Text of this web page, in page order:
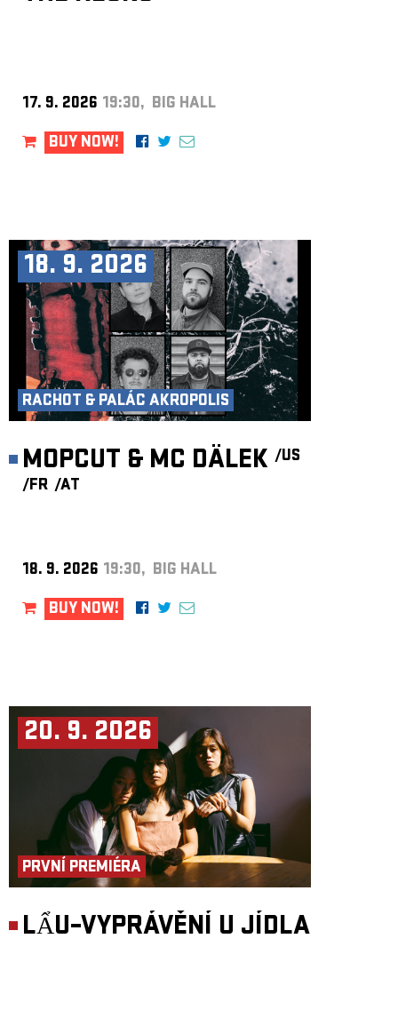
17. 9. 2026 19:30, BIG HALL
BUY NOW!
18. 9. 2026
RACHOT & PALÁC AKROPOLIS
MOPCUT & MC DÄLEK /US
/FR /AT
18. 9. 2026 19:30, BIG HALL
BUY NOW!
20. 9. 2026
PRVNÍ PREMIÉRA
LẨU–VYPRÁVĚNÍ U JÍDLA